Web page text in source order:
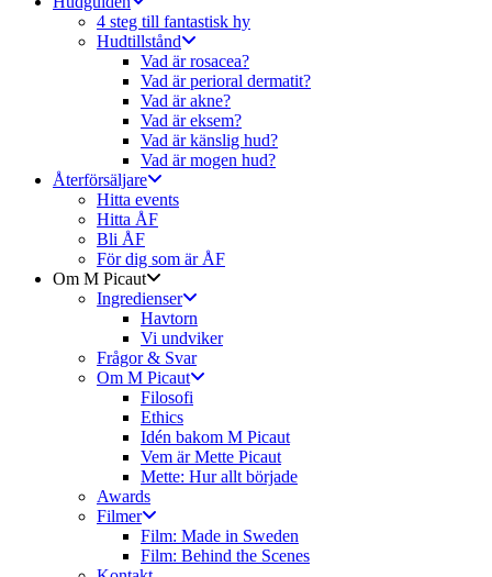
4 steg till fantastisk hy
Hudtillstånd
Vad är rosacea?
Vad är perioral dermatit?
Vad är akne?
Vad är eksem?
Vad är känslig hud?
Vad är mogen hud?
Återförsäljare
Hitta events
Hitta ÅF
Bli ÅF
För dig som är ÅF
Om M Picaut
Ingredienser
Havtorn
Vi undviker
Frågor & Svar
Om M Picaut
Filosofi
Ethics
Idén bakom M Picaut
Vem är Mette Picaut
Mette: Hur allt började
Awards
Filmer
Film: Made in Sweden
Film: Behind the Scenes